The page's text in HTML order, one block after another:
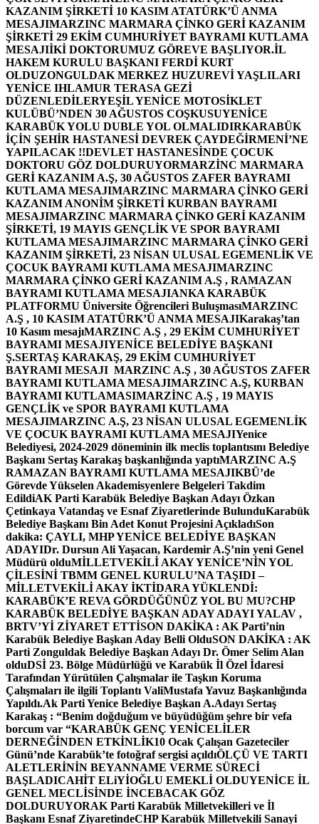
KAZANIM ŞİRKETİ 10 KASIM ATATÜRK’Ü ANMA
MESAJIMARZINC MARMARA ÇİNKO GERİ KAZANIM
ŞİRKETİ 29 EKİM CUMHURİYET BAYRAMI KUTLAMA
MESAJIİKİ DOKTORUMUZ GÖREVE BAŞLIYOR.İL
HAKEM KURULU BAŞKANI FERDİ KURT
OLDUZONGULDAK MERKEZ HUZUREVİ YAŞLILARI
YENİCE IHLAMUR TERASA GEZİ
DÜZENLEDİLERYEŞİL YENİCE MOTOSİKLET
KULÜBÜ’NDEN 30 AĞUSTOS COŞKUSUYENİCE
KARABÜK YOLU DUBLE YOL OLMALIDIRKARABÜK
İÇİN ŞEHİR HASTANESİ DEVREK ÇAYDEĞİRMENİ’NE
YAPILACAK !!DEVLET HASTANESİNDE ÇOCUK
DOKTORU GÖZ DOLDURUYORMARZİNC MARMARA
GERİ KAZANIM A.Ş, 30 AĞUSTOS ZAFER BAYRAMI
KUTLAMA MESAJIMARZINC MARMARA ÇİNKO GERİ
KAZANIM ANONİM ŞİRKETİ KURBAN BAYRAMI
MESAJIMARZINC MARMARA ÇİNKO GERİ KAZANIM
ŞİRKETİ, 19 MAYIS GENÇLİK VE SPOR BAYRAMI
KUTLAMA MESAJIMARZINC MARMARA ÇİNKO GERİ
KAZANIM ŞİRKETİ, 23 NİSAN ULUSAL EGEMENLİK VE
ÇOCUK BAYRAMI KUTLAMA MESAJIMARZINC
MARMARA ÇİNKO GERİ KAZANIM A.Ş , RAMAZAN
BAYRAMI KUTLAMA MESAJIANKA KARABÜK
PLATFORMU Üniversite Öğrencileri BuluşmasıMARZINC
A.Ş , 10 KASIM ATATÜRK’Ü ANMA MESAJIKarakaş’tan
10 Kasım mesajıMARZINC A.Ş , 29 EKİM CUMHURİYET
BAYRAMI MESAJIYENİCE BELEDİYE BAŞKANI
Ş.SERTAŞ KARAKAŞ, 29 EKİM CUMHURİYET
BAYRAMI MESAJI MARZINC A.Ş , 30 AĞUSTOS ZAFER
BAYRAMI KUTLAMA MESAJIMARZINC A.Ş, KURBAN
BAYRAMI KUTLAMASIMARZİNC A.Ş , 19 MAYIS
GENÇLİK ve SPOR BAYRAMI KUTLAMA
MESAJIMARZINC A.Ş, 23 NİSAN ULUSAL EGEMENLİK
VE ÇOCUK BAYRAMI KUTLAMA MESAJIYenice
Belediyesi, 2024-2029 döneminin ilk meclis toplantısını Belediye
Başkanı Sertaş Karakaş başkanlığında yaptıMARZINC A.Ş
RAMAZAN BAYRAMI KUTLAMA MESAJIKBÜ’de
Görevde Yükselen Akademisyenlere Belgeleri Takdim
EdildiAK Parti Karabük Belediye Başkan Adayı Özkan
Çetinkaya Vatandaş ve Esnaf Ziyaretlerinde BulunduKarabük
Belediye Başkanı Bin Adet Konut Projesini AçıkladıSon
dakika: ÇAYLI, MHP YENİCE BELEDİYE BAŞKAN
ADAYIDr. Dursun Ali Yaşacan, Kardemir A.Ş’nin yeni Genel
Müdürü olduMİLLETVEKİLİ AKAY YENİCE’NİN YOL
ÇİLESİNİ TBMM GENEL KURULU’NA TAŞIDI –
MİLLETVEKİLİ AKAY İKTİDARA YÜKLENDİ:
KARABÜK’E REVA GÖRDÜĞÜNÜZ YOL BU MU?CHP
KARABÜK BELEDİYE BAŞKAN ADAY ADAYI YALAV ,
BRTV’Yİ ZİYARET ETTİSON DAKİKA : AK Parti’nin
Karabük Belediye Başkan Aday Belli OlduSON DAKİKA : AK
Parti Zonguldak Belediye Başkan Adayı Dr. Ömer Selim Alan
olduDSİ 23. Bölge Müdürlüğü ve Karabük İl Özel İdaresi
Tarafından Yürütülen Çalışmalar ile Taşkın Koruma
Çalışmaları ile ilgili Toplantı ValiMustafa Yavuz Başkanlığında
Yapıldı.Ak Parti Yenice Belediye Başkan A.Adayı Sertaş
Karakaş : “Benim doğduğum ve büyüdüğüm şehre bir vefa
borcum var “KARABÜK GENÇ YENİCELİLER
DERNEĞİNDEN ETKİNLİK10 Ocak Çalışan Gazeteciler
Günü’nde Karabük’te fotoğraf sergisi açıldıÖLÇÜ VE TARTI
ALETLERİNİN BEYANNAME VERME SÜRECİ
BAŞLADICAHİT ELiYİOĞLU EMEKLİ OLDUYENİCE İL
GENEL MECLİSİNDE İNCEBACAK GÖZ
DOLDURUYORAK Parti Karabük Milletvekilleri ve İl
Başkanı Esnaf ZiyaretindeCHP Karabük Milletvekili Sanayi